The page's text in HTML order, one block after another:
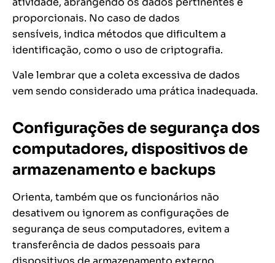
proporcionais. No caso de dados
sensíveis, indica métodos que dificultem a
identificação, como o uso de criptografia.
Vale lembrar que a coleta excessiva de dados
vem sendo considerado uma prática inadequada.
Configurações de segurança dos
computadores, dispositivos de
armazenamento e backups
Orienta, também que os funcionários não
desativem ou ignorem as configurações de
segurança de seus computadores, evitem a
transferência de dados pessoais para